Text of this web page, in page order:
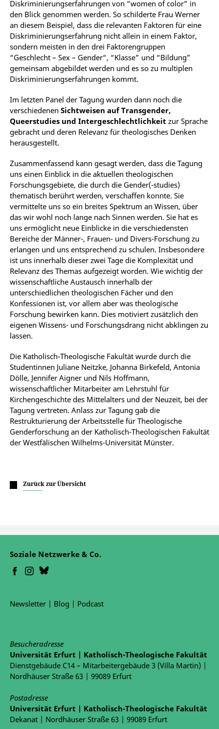
Diskriminierungserfahrungen von “women of color” in
den Blick genommen werden. So schilderte Frau Werner
an diesem Beispiel, dass die relevanten Faktoren für eine
Diskriminierungserfahrung nicht allein in einem Faktor,
sondern meisten in den drei Faktorengruppen
“Geschlecht – Sex – Gender“, “Klasse” und “Bildung”
gemeinsam abgebildet werden und es so zu multiplen
Diskriminierungserfahrungen kommt.
Im letzten Panel der Tagung wurden dann noch die
verschiedenen Sichtweisen auf Transgender,
Queerstudies und Intergeschlechtlichkeit zur Sprache
gebracht und deren Relevanz für theologisches Denken
herausgestellt.
Zusammenfassend kann gesagt werden, dass die Tagung
uns einen Einblick in die aktuellen theologischen
Forschungsgebiete, die durch die Gender(-studies)
thematisch berührt werden, verschaffen konnte. Sie
vermittelte uns so ein breites Spektrum an Wissen, über
das wir wohl noch lange nach Sinnen werden. Sie hat es
uns ermöglicht neue Einblicke in die verschiedensten
Bereiche der Männer-, Frauen- und Divers-Forschung zu
erlangen und uns entsprechend zu schulen. Insbesondere
ist uns innerhalb dieser zwei Tage die Komplexität und
Relevanz des Themas aufgezeigt worden. Wie wichtig der
wissenschaftliche Austausch innerhalb der
unterschiedlichen theologischen Fächer und den
Konfessionen ist, vor allem aber was theologische
Forschung bewirken kann. Dies motiviert zusätzlich den
eigenen Wissens- und Forschungsdrang nicht abklingen zu
lassen.
Die Katholisch-Theologische Fakultät wurde durch die
Studentinnen Juliane Neitzke, Johanna Birkefeld, Antonia
Dölle, Jennifer Aigner und Nils Hoffmann,
wissenschaftlicher Mitarbeiter am Lehrstuhl für
Kirchengeschichte des Mittelalters und der Neuzeit, bei der
Tagung vertreten. Anlass zur Tagung gab die
Restrukturierung der Arbeitsstelle für Theologische
Genderforschung an der Katholisch-Theologischen Fakultät
der Westfälischen Wilhelms-Universität Münster.
Zurück zur Übersicht
Soziale Netzwerke & Co.
Newsletter | Blog | Podcast
Besucheradresse
Universität Erfurt | Katholisch-Theologische Fakultät
Dienstgebäude C14 – Mitarbeitergebäude 3 (Villa Martin) |
Nordhäuser Straße 63 | 99089 Erfurt
Postadresse
Universität Erfurt | Katholisch-Theologische Fakultät
Dekanat | Nordhäuser Straße 63 | 99089 Erfurt